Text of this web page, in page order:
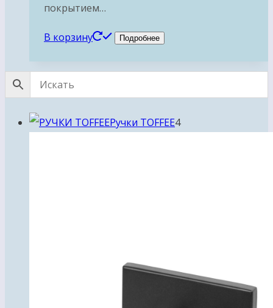
покрытием…
В корзину Подробнее
Ручки TOFFEE44